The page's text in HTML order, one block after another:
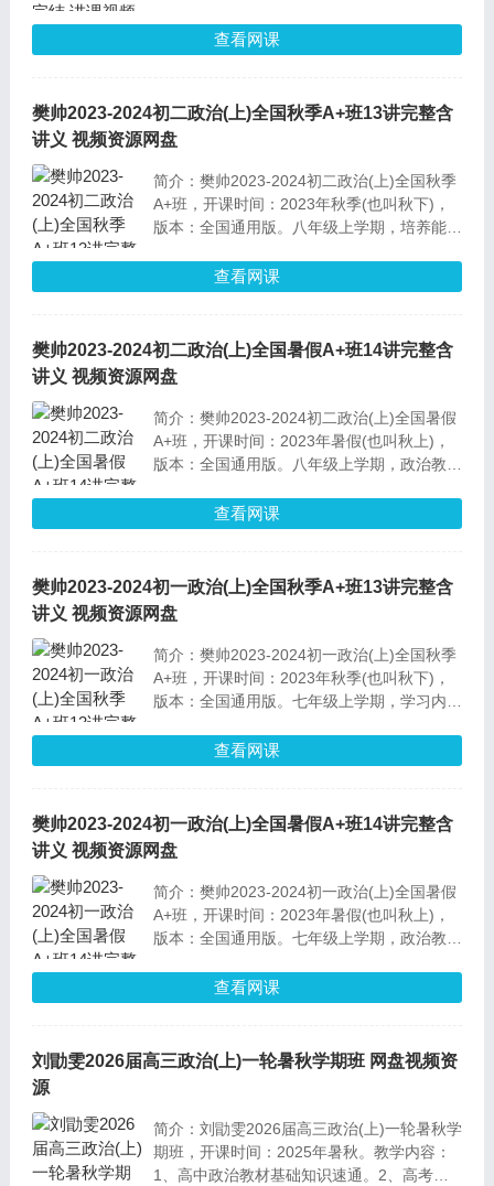
各个机关的职能，梳理基本的法治精神，能够
从国家的角度分析问题。
查看网课
樊帅2023-2024初二政治(上)全国秋季A+班13讲完整含
讲义 视频资源网盘
简介：樊帅2023-2024初二政治(上)全国秋季
A+班，开课时间：2023年秋季(也叫秋下)，
版本：全国通用版。八年级上学期，培养能
方法，培养分析材料、解决问题的能力。端正
对法律的认识，梳理正确的价值观。
查看网课
樊帅2023-2024初二政治(上)全国暑假A+班14讲完整含
讲义 视频资源网盘
简介：樊帅2023-2024初二政治(上)全国暑假
A+班，开课时间：2023年暑假(也叫秋上)，
版本：全国通用版。八年级上学期，政治教学
国家利益。了解社会生活，正确认识规则与法
律，认识到自己的社会责任、培养爱爱国意
查看网课
樊帅2023-2024初一政治(上)全国秋季A+班13讲完整含
讲义 视频资源网盘
简介：樊帅2023-2024初一政治(上)全国秋季
A+班，开课时间：2023年秋季(也叫秋下)，
版本：全国通用版。七年级上学期，学习内
方法，分析材料、解决问题的能力。端正对法
律的认识、树立好正确的价值观。
查看网课
樊帅2023-2024初一政治(上)全国暑假A+班14讲完整含
讲义 视频资源网盘
简介：樊帅2023-2024初一政治(上)全国暑假
A+班，开课时间：2023年暑假(也叫秋上)，
版本：全国通用版。七年级上学期，政治教学
与生活的紧密联系，正确认识学习和自己，学
习处理不同人际关系的方法，如何正确价值观
学习解题方法。
查看网课
刘勖雯2026届高三政治(上)一轮暑秋学期班 网盘视频资
源
简介：刘勖雯2026届高三政治(上)一轮暑秋学
期班，开课时间：2025年暑秋。教学内容：
1、高中政治教材基础知识速通。2、高考政